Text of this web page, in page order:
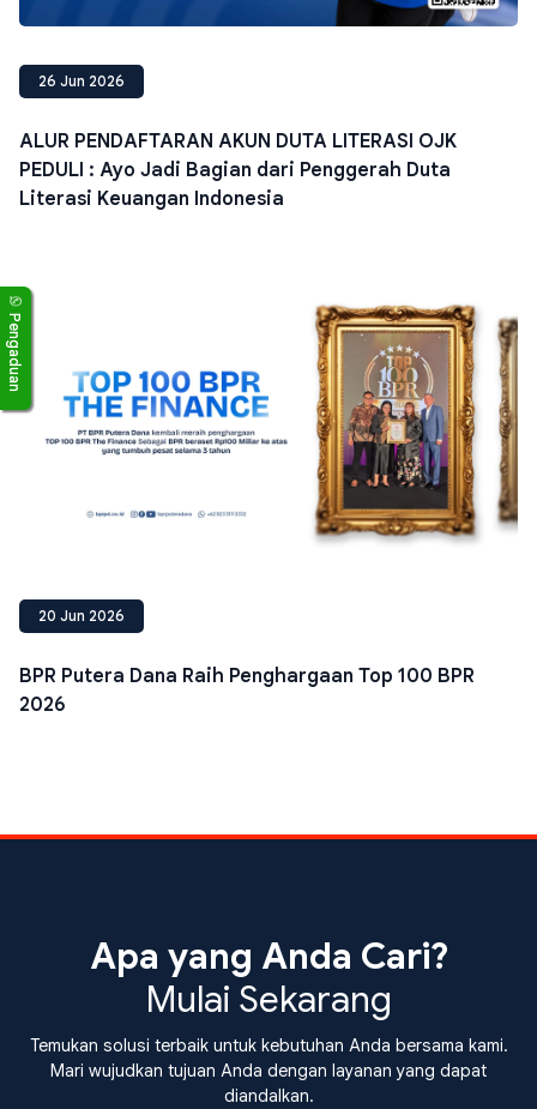
26 Jun 2026
ALUR PENDAFTARAN AKUN DUTA LITERASI OJK
PEDULI : Ayo Jadi Bagian dari Penggerah Duta
Literasi Keuangan Indonesia
20 Jun 2026
BPR Putera Dana Raih Penghargaan Top 100 BPR
2026
Pengaduan
Apa yang Anda Cari?
Mulai Sekarang
Temukan solusi terbaik untuk kebutuhan Anda bersama kami.
Mari wujudkan tujuan Anda dengan layanan yang dapat
diandalkan.